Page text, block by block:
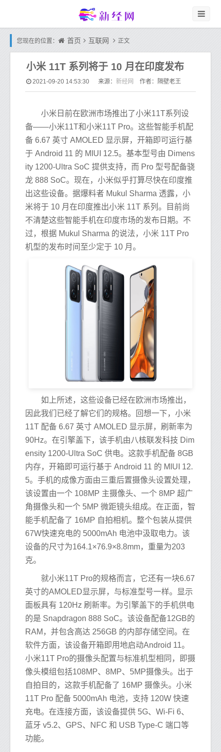
您现在的位置： 首页 互联网 正文
小米 11T 系列将于 10 月在印度发布
2021-09-20 14:53:30 来源： 新经网 作者：隔壁老王
小米日前在欧洲市场推出了小米11T系列设
备——小米11T和小米11T Pro。这些智能手机配
备 6.67 英寸 AMOLED 显示屏，开箱即可运行基
于 Android 11 的 MIUI 12.5。基本型号由 Dimens
ity 1200-Ultra SoC 提供支持，而 Pro 型号配备骁
龙 888 SoC。现在，小米似乎打算尽快在印度推
出这些设备。据爆料者 Mukul Sharma 透露，小
米将于 10 月在印度推出小米 11T 系列。目前尚
不清楚这些智能手机在印度市场的发布日期。不
过，根据 Mukul Sharma 的说法，小米 11T Pro
机型的发布时间至少定于 10 月。
如上所述，这些设备已经在欧洲市场推出，
因此我们已经了解它们的规格。回想一下，小米
11T 配备 6.67 英寸 AMOLED 显示屏，刷新率为
90Hz。在引擎盖下，该手机由八核联发科技 Dim
ensity 1200-Ultra SoC 供电。这款手机配备 8GB
内存，开箱即可运行基于 Android 11 的 MIUI 12.
5。手机的成像方面由三重后置摄像头设置处理，
该设置由一个 108MP 主摄像头、一个 8MP 超广
角摄像头和一个 5MP 微距镜头组成。在正面，智
能手机配备了 16MP 自拍相机。整个包装从提供
67W快速充电的 5000mAh 电池中汲取电力。该
设备的尺寸为164.1×76.9×8.8mm，重量为203
克。
就小米11T Pro的规格而言，它还有一块6.67
英寸的AMOLED显示屏，与标准型号一样。显示
面板具有 120Hz 刷新率。为引擎盖下的手机供电
的是 Snapdragon 888 SoC。该设备配备12GB的
RAM，并包含高达 256GB 的内部存储空间。在
软件方面，该设备开箱即用地启动Android 11。
小米11T Pro的摄像头配置与标准机型相同，即摄
像头模组包括108MP、8MP、5MP摄像头。出于
自拍目的，这款手机配备了 16MP 摄像头。小米
11T Pro 配备 5000mAh 电池，支持 120W 快速
充电。在连接方面，该设备提供 5G、Wi-Fi 6、
蓝牙 v5.2、GPS、NFC 和 USB Type-C 端口等
功能。